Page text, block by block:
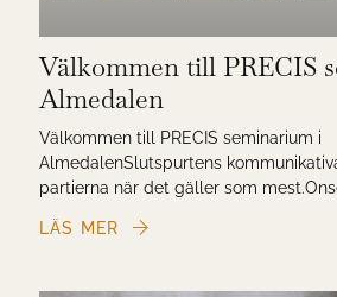
Välkommen till PRECIS
Almedalen
Välkommen till PRECIS seminarium i
AlmedalenSlutspurtens
partierna när det gäller som
snart landar partierna sin planering
LÄS MER